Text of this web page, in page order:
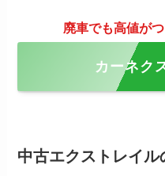
廃車でも高値が
カーネク
中古エクストレイ